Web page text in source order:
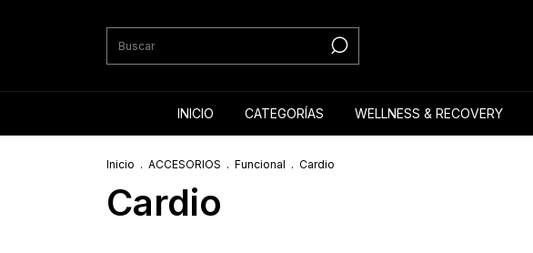
INICIO CATEGORÍAS WELLNESS & RECOVERY
Inicio . ACCESORIOS . Funcional . Cardio
Cardio